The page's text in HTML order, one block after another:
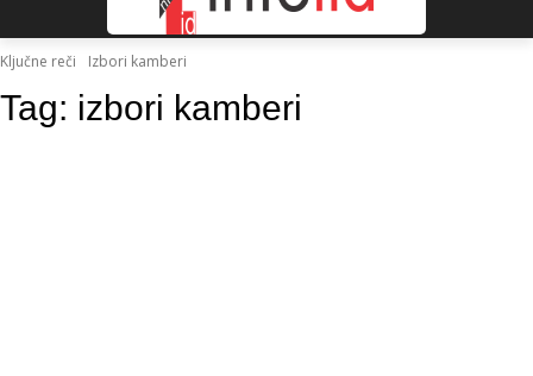
Ključne reči Izbori kamberi
Tag: izbori kamberi